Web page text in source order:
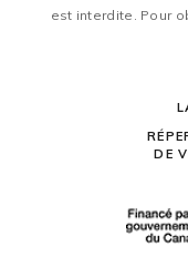
est interdite. Pour
DE